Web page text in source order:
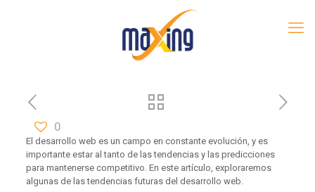
0
El desarrollo web es un campo en constante evolución, y es
importante estar al tanto de las tendencias y las predicciones
para mantenerse competitivo. En este artículo, exploraremos
algunas de las tendencias futuras del desarrollo web.